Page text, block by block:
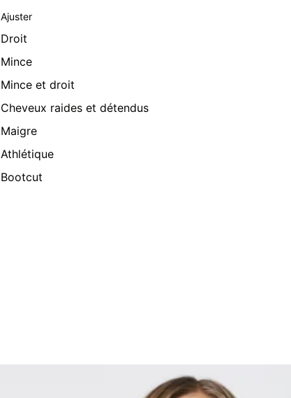
Ajuster
Droit
Mince
Mince et droit
Cheveux raides et détendus
Maigre
Athlétique
Bootcut